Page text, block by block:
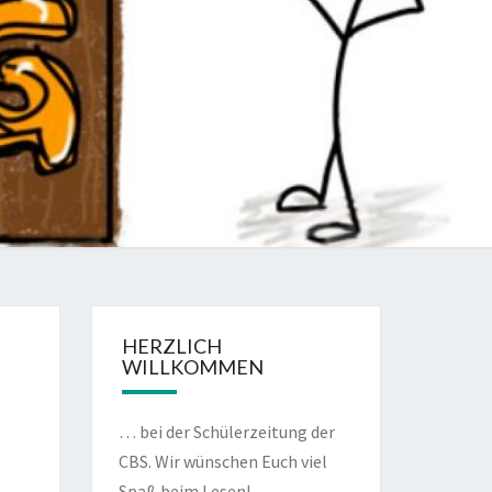
HERZLICH
WILLKOMMEN
… bei der Schülerzeitung der
CBS. Wir wünschen Euch viel